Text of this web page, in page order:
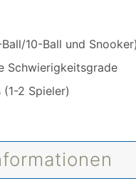
10-Ball und Snooker)
Schwierigkeitsgrade
2 Spieler)